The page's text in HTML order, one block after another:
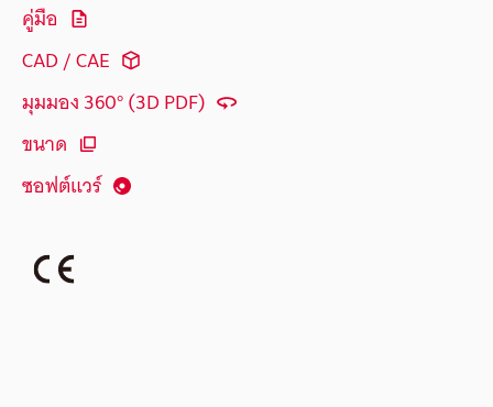
คู่มือ
CAD / CAE
มุมมอง 360° (3D PDF)
ขนาด
ซอฟต์แวร์